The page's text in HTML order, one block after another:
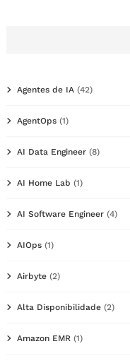
Agentes de IA (42)
AgentOps (1)
AI Data Engineer (8)
AI Home Lab (1)
AI Software Engineer (4)
AIOps (1)
Airbyte (2)
Alta Disponibilidade (2)
Amazon EMR (1)